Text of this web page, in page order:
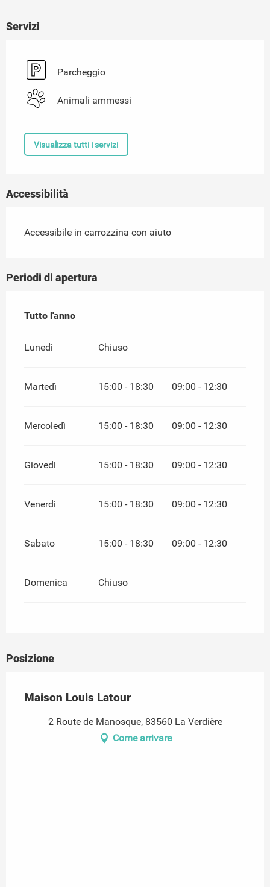
Servizi
Parcheggio
Animali ammessi
Visualizza tutti i servizi
Accessibilità
Accessibile in carrozzina con aiuto
Periodi di apertura
Tutto l'anno
Tutto l'anno
Lunedì Chiuso
Martedì 15:00 - 18:30 09:00 - 12:30
Mercoledì 15:00 - 18:30 09:00 - 12:30
Giovedì 15:00 - 18:30 09:00 - 12:30
Venerdì 15:00 - 18:30 09:00 - 12:30
Sabato 15:00 - 18:30 09:00 - 12:30
Domenica Chiuso
Posizione
Maison Louis Latour
2 Route de Manosque, 83560 La Verdière
Come arrivare